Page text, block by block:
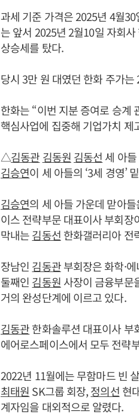
과세 기준 가격은 2025년 4월
는 앞서 2025년 2월10일 자회
상승세를 탔다.
당시 3만 원 대였던 한화 주가
한화는 “이번 지분 증여로 승계
핵심사업에 집중해 기업가치 제
△김동관 김동원 김동선 세 아들
김승연이 세 아들의 ‘3세 경영’
김승연의 세 아들 가운데 맏아들
이스 전략부문 대표이사 부회장
막내는김동선 한화갤러리아 전
장남인 김동관부회장은 화학·
둘째인 김동원 사장이 금융부문
거의 완성단계에 이르고 있다.
김동관한화솔루션 대표이사 부
에어로스페이스에서 모두 전략
2022년 11월에는 무함마드 빈
최태원 SK그룹 회장,정의선 현
계자임을 대외적으로 알렸다.